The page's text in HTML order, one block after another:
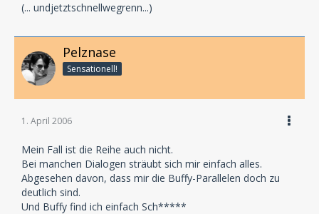
(... undjetztschnellwegrenn...)
Pelznase
Sensationell!
1. April 2006
Mein Fall ist die Reihe auch nicht.
Bei manchen Dialogen sträubt sich mir einfach alles.
Abgesehen davon, dass mir die Buffy-Parallelen doch zu
deutlich sind.
Und Buffy find ich einfach Sch*****